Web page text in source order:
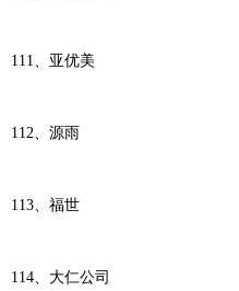
111、亚优美
112、源雨
113、福世
114、大仁公司